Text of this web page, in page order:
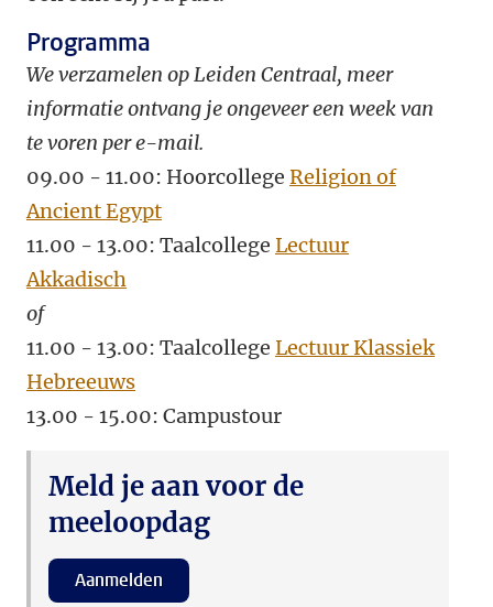
Programma
We verzamelen op Leiden Centraal, meer
informatie ontvang je ongeveer een week van
te voren per e-mail.
09.00 - 11.00: Hoorcollege Religion of
Ancient Egypt
11.00 - 13.00: Taalcollege Lectuur
Akkadisch
of
11.00 - 13.00: Taalcollege Lectuur Klassiek
Hebreeuws
13.00 - 15.00: Campustour
Meld je aan voor de
meeloopdag
Aanmelden